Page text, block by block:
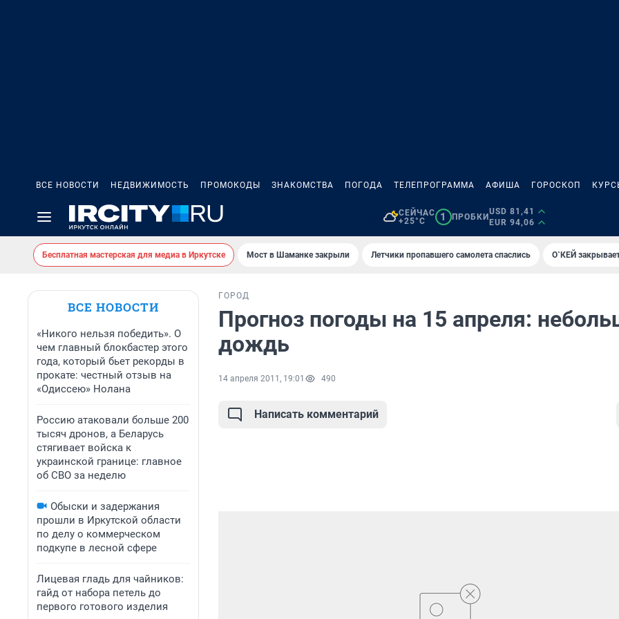
ВСЕ НОВОСТИ НЕДВИЖИМОСТЬ ПРОМОКОДЫ ЗНАКОМСТВА ПОГОДА ТЕЛЕПРОГРАММА АФИША ГОРОСКОП
СЕЙЧАС
+25°C
1 ПРОБКИ
USD 81,41
EUR 94,06
Бесплатная мастерская для медиа в Иркутске Мост в Шаманке закрыли Летчики пропавшего самолета спаслись О`КЕЙ
ВСЕ НОВОСТИ
«Никого нельзя победить». О
чем главный блокбастер этого
года, который бьет рекорды в
прокате: честный отзыв на
«Одиссею» Нолана
Россию атаковали больше 200
тысяч дронов, а Беларусь
стягивает войска к
украинской границе: главное
об СВО за неделю
Обыски и задержания
прошли в Иркутской области
по делу о коммерческом
подкупе в лесной сфере
Лицевая гладь для чайников:
гайд от набора петель до
первого готового изделия
ГОРОД
Прогноз погоды на 15 апреля:
дождь
14 апреля 2011, 19:01 490
Написать комментарий